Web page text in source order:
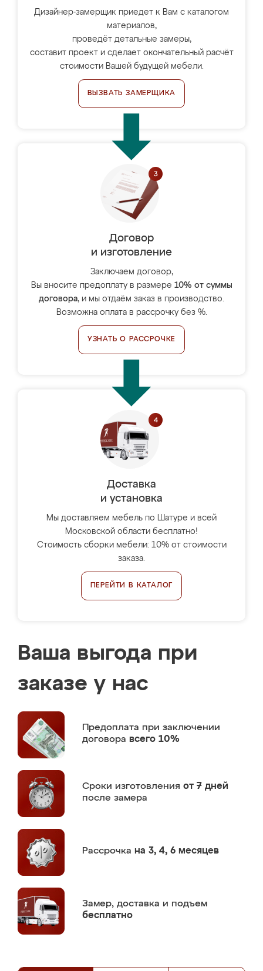
Дизайнер-замерщик приедет к Вам с каталогом
материалов,
проведёт детальные замеры,
составит проект и сделает окончательный расчёт
стоимости Вашей будущей мебели.
ВЫЗВАТЬ ЗАМЕРЩИКА
Договор
и изготовление
Заключаем договор,
Вы вносите предоплату в размере 10% от суммы
договора, и мы отдаём заказ в производство.
Возможна оплата в рассрочку без %.
УЗНАТЬ О РАССРОЧКЕ
Доставка
и установка
Мы доставляем мебель по Шатуре и всей
Московской области бесплатно!
Стоимость сборки мебели: 10% от стоимости
заказа.
ПЕРЕЙТИ В КАТАЛОГ
Ваша выгода при
заказе у нас
Предоплата при заключении
договора всего 10%
Сроки изготовления от 7 дней
после замера
Рассрочка на 3, 4, 6 месяцев
Замер, доставка и подъем
бесплатно